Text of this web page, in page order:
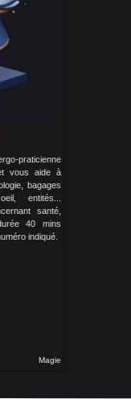
praticienne
vous aide à
bagages
entités...
santé,
40 mins
indiqué.
Magie